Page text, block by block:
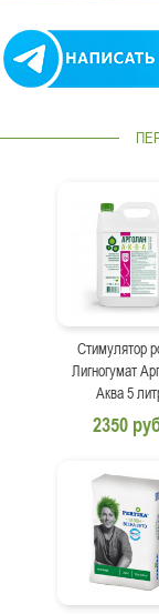
Стимулятор
Лигногумат
Аква 5
2350